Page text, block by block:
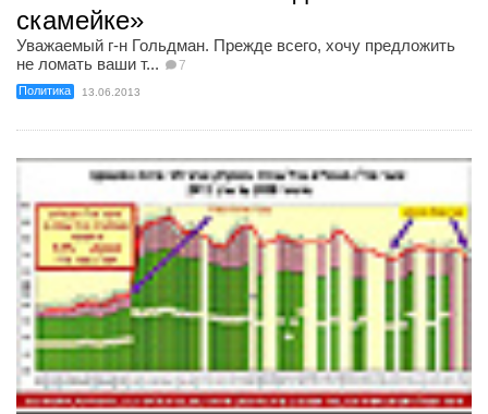
скамейке»
Уважаемый г-н Гольдман. Прежде всего, хочу предложить
не ломать ваши т...
7
Политика 13.06.2013